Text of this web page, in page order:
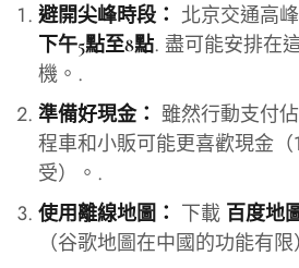
避開尖峰時段： 北京交通高
下午5點至8點. 盡可能安排在
機。.
準備好現金： 雖然行動支付
程車和小販可能更喜歡現金
受）。.
使用離線地圖： 下載 百度地
（谷歌地圖在中國的功能有